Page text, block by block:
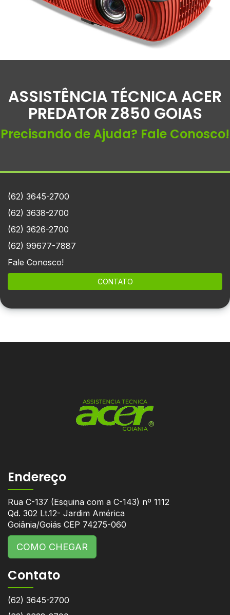
ASSISTÊNCIA TÉCNICA ACER
PREDATOR Z850 GOIAS
Precisando de Ajuda? Fale Conosco!
(62) 3645-2700
(62) 3638-2700
(62) 3626-2700
(62) 99677-7887
Fale Conosco!
CONTATO
Endereço
Rua C-137 (Esquina com a C-143) nº 1112
Qd. 302 Lt.12- Jardim América
Goiânia/Goiás CEP 74275-060
COMO CHEGAR
Contato
(62) 3645-2700